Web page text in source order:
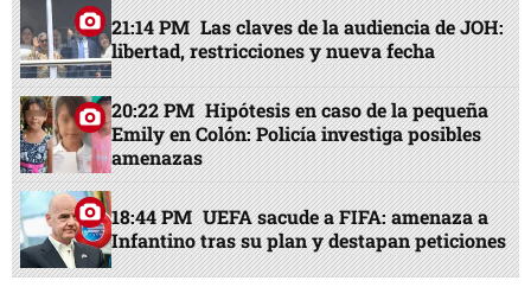
21:14 PM Las claves de la audiencia de JOH:
libertad, restricciones y nueva fecha
20:22 PM Hipótesis en caso de la pequeña
Emily en Colón: Policía investiga posibles
amenazas
18:44 PM UEFA sacude a FIFA: amenaza a
Infantino tras su plan y destapan peticiones